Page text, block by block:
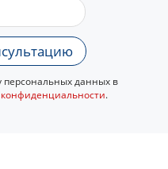
персональных данных в
.